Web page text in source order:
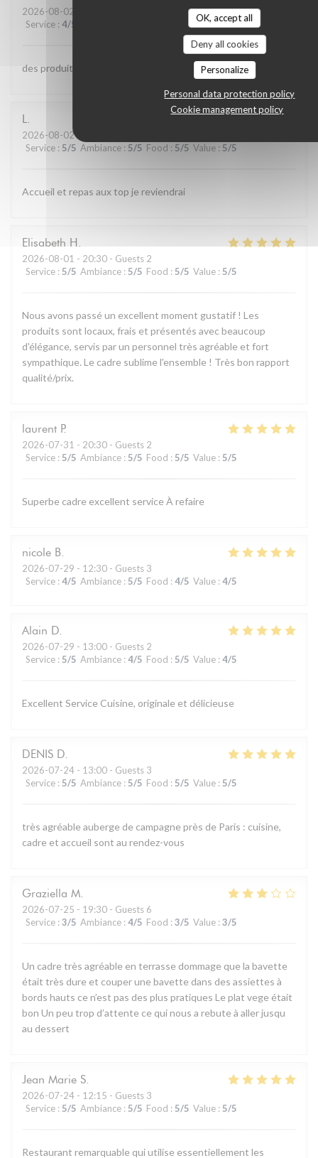
OK, accept all
Deny all cookies
Personalize
Personal data protection policy
Cookie management policy
2026-08-02
Service : 4/5 /5 Value:4/5
des produits de qualite et bien cuisinés;;personnel aimable
L
2026-08-02- 12:15 - Guests 4
Service : 5/5 Ambiance : 5/5 Food : 5/5 Value : 5/5
Accueil et repas aux top je reviendrai
Elisabeth H
2026-08-01 - 20:30 - Guests 2
Service : 5/5 Ambiance : 5/5 Food : 5/5 Value : 5/5
Nous avons passé un excellent moment gustatif ! Les
produits sont locaux, frais et présentés avec beaucoup
d'élégance, servis par un personnel très agréable et fort
sympathique. Le cadre sublime l'ensemble ! Très bon rapport
qualité/prix.
laurent P
2026-07-31 - 20:30 - Guests 2
Service : 5/5 Ambiance : 5/5 Food : 5/5 Value : 5/5
Superbe cadre excellent service À refaire
nicole B
2026-07-29 - 12:30 - Guests 3
Service : 4/5 Ambiance : 5/5 Food : 4/5 Value : 4/5
Alain D
2026-07-29 - 13:00 - Guests 2
Service : 5/5 Ambiance : 4/5 Food : 5/5 Value : 4/5
Excellent Service Cuisine, originale et délicieuse
DENIS D
2026-07-24 - 13:00 - Guests 3
Service : 5/5 Ambiance : 5/5 Food : 5/5 Value : 5/5
très agréable auberge de campagne près de Paris : cuisine,
cadre et accueil sont au rendez-vous
Graziella M
2026-07-25 - 19:30 - Guests 6
Service : 3/5 Ambiance : 4/5 Food : 3/5 Value : 3/5
Un cadre très agréable en terrasse dommage que la bavette
était très dure et couper une bavette dans des assiettes à
bords hauts ce n’est pas des plus pratiques Le plat vege était
bon Un peu trop d’attente ce qui nous a rebute à aller jusqu
au dessert
Jean Marie S
2026-07-24 - 12:15 - Guests 3
Service : 5/5 Ambiance : 5/5 Food : 5/5 Value : 5/5
Restaurant remarquable qui utilise essentiellement les